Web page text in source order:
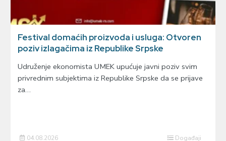
Festival domaćih proizvoda i usluga: Otvoren
poziv izlagačima iz Republike Srpske
Udruženje ekonomista UMEK upućuje javni poziv svim
privrednim subjektima iz Republike Srpske da se prijave
za…
04.08.2026 Događaji